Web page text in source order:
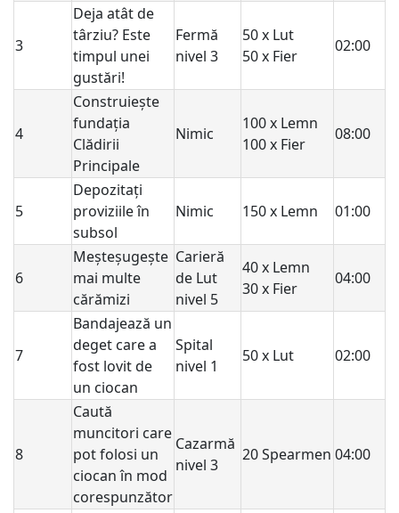
3
Deja atât de
târziu? Este
timpul unei
gustări!
Fermă
nivel 3
50 x Lut
50 x Fier
02:00
4
Construiește
fundația
Clădirii
Principale
Nimic
100 x Lemn
100 x Fier
08:00
5
Depozitați
proviziile în
subsol
Nimic 150 x Lemn 01:00
6
Meșteșugește
mai multe
cărămizi
Carieră
de Lut
nivel 5
40 x Lemn
30 x Fier
04:00
7
Bandajează un
deget care a
fost lovit de
un ciocan
Spital
nivel 1
50 x Lut 02:00
8
Caută
muncitori care
pot folosi un
ciocan în mod
corespunzător
Cazarmă
nivel 3
20 Spearmen 04:00